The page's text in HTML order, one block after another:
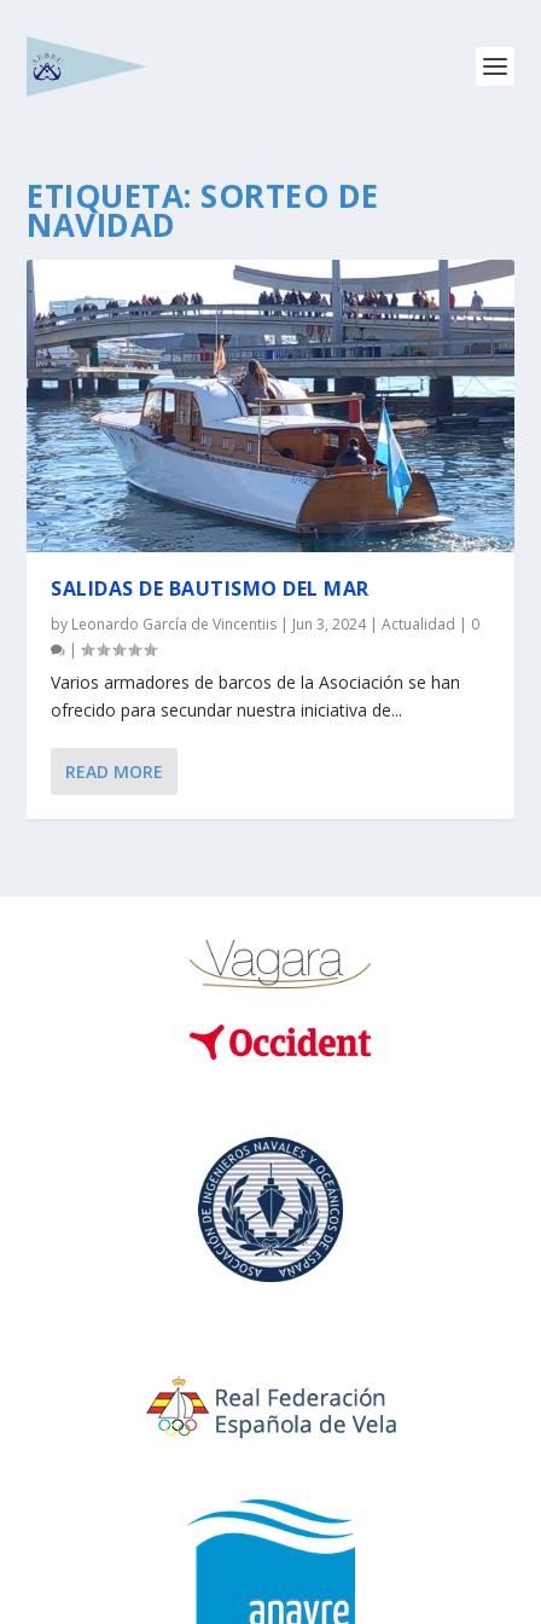
ETIQUETA: SORTEO DE
NAVIDAD
SALIDAS DE BAUTISMO DEL MAR
by Leonardo García de Vincentiis | Jun 3, 2024|Actualidad | 0
|
Varios armadores de barcos de la Asociación se han
ofrecido para secundar nuestra iniciativa de...
READ MORE